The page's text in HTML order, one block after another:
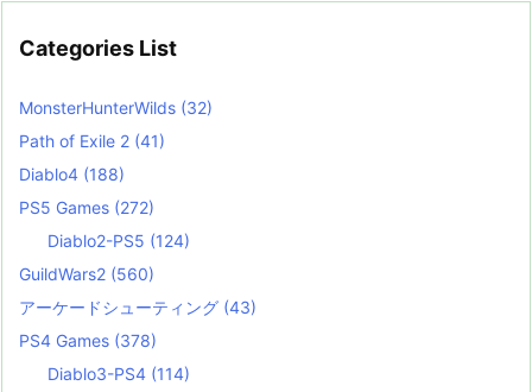
Categories List
MonsterHunterWilds (32)
Path of Exile 2 (41)
Diablo4 (188)
PS5 Games (272)
Diablo2-PS5 (124)
GuildWars2 (560)
アーケードシューティング (43)
PS4 Games (378)
Diablo3-PS4 (114)